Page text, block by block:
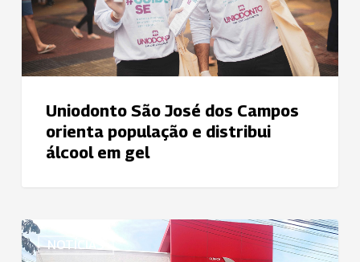
e
distribui
álcool
Uniodonto São José dos Campos
orienta população e distribui
álcool em gel
NOTÍCIAS
Clínica
24h